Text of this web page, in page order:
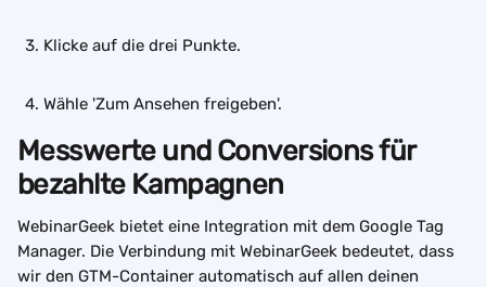
Klicke auf die drei Punkte.
Wähle 'Zum Ansehen freigeben'.
Messwerte und Conversions für
bezahlte Kampagnen
WebinarGeek bietet eine Integration mit dem Google Tag
Manager. Die Verbindung mit WebinarGeek bedeutet, dass
wir den GTM-Container automatisch auf allen deinen